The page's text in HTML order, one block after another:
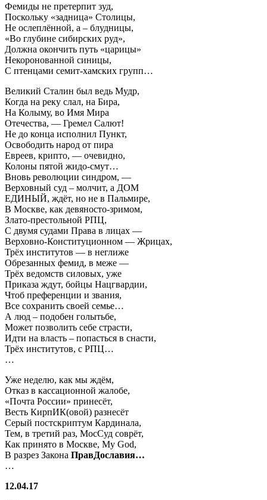
Фемиды не претерпит зуд,
Поскольку «задница» Столицы,
Не ослеплённой, а – блудницы,
«Во глубине сибирских руд»,
Должна окончить путь «царицы»
Некоронованной синицы,
С птенцами семит-хамских групп…
Великий Сталин был ведь Мудр,
Когда на реку слал, на Бира,
На Колыму, во Имя Мира
Отечества, — Гремел Салют!
Не до конца исполнил Пункт,
Освободить народ от пира
Евреев, крипто, — очевидно,
Колоны пятой жидо-смут…
Вновь революции синдром, —
Верховный суд – молчит, а ДОМ
ЕДИНЫЙ, ждёт, но не в Пальмире,
В Москве, как девяносто-зримом,
Злато-престольной РПЦ,
С двумя судами Права в лицах —
Верховно-Конституционном — Жрицах,
Трёх институтов — в неглиже
Обрезанных фемид, в меже —
Трёх ведомств силовых, уже
Приказа ждут, бойцы Нацгвардии,
Чтоб преференции и звания,
Все сохранить своей семье…
А люд – подобен голытьбе,
Может позволить себе страсти,
Идти на власть – попасться в снасти,
Трёх институтов, с РПЦ…
…
Уже неделю, как мы ждём,
Отказ в кассационной жалобе,
«Почта России» принесёт,
Весть КирпИК(овой) разнесёт
Серый постскриптум Кардинала,
Тем, в третий раз, МосСуд соврёт,
Как принято в Москве, My God,
В разрез Закона ПравДославия…
…
12.04.17